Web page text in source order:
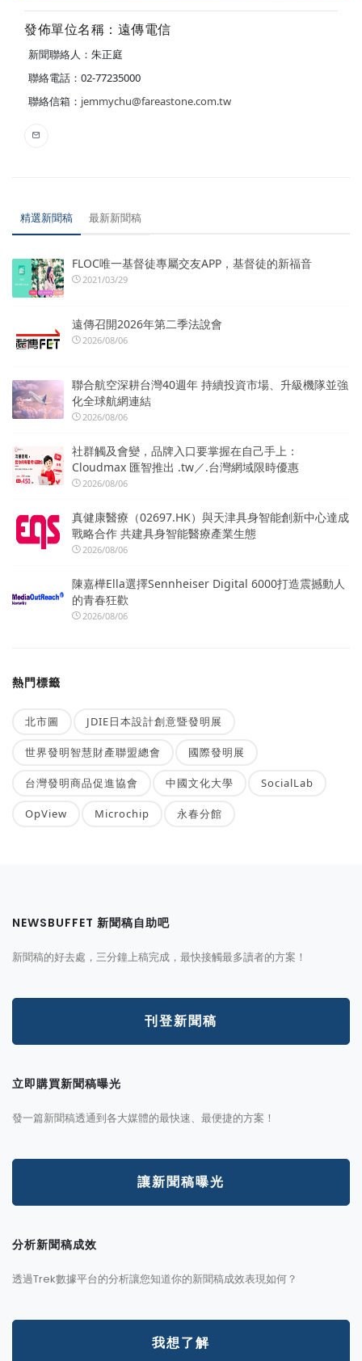
發佈單位名稱：遠傳電信
新聞聯絡人：朱正庭
聯絡電話：02-77235000
聯絡信箱： jemmychu@fareastone.com.tw
精選新聞稿 最新新聞稿
FLOC唯一基督徒專屬交友APP，基督徒的新福音
2021/03/29
遠傳召開2026年第二季法說會
2026/08/06
聯合航空深耕台灣40週年 持續投資市場、升級機隊並強
化全球航網連結
2026/08/06
社群觸及會變，品牌入口要掌握在自己手上：
Cloudmax 匯智推出 .tw／.台灣網域限時優惠
2026/08/06
真健康醫療（02697.HK）與天津具身智能創新中心達成
戰略合作 共建具身智能醫療產業生態
2026/08/06
陳嘉樺Ella選擇Sennheiser Digital 6000打造震撼動人
的青春狂歡
2026/08/06
熱門標籤
北市圖 JDIE日本設計創意暨發明展
世界發明智慧財產聯盟總會 國際發明展
台灣發明商品促進協會 中國文化大學 SocialLab
OpView Microchip 永春分館
NEWSBUFFET 新聞稿自助吧
新聞稿的好去處，三分鐘上稿完成，最快接觸最多讀者的方案！
刊登新聞稿
立即購買新聞稿曝光
發一篇新聞稿透通到各大媒體的最快速、最便捷的方案！
讓新聞稿曝光
分析新聞稿成效
透過Trek數據平台的分析讓您知道你的新聞稿成效表現如何？
我想了解